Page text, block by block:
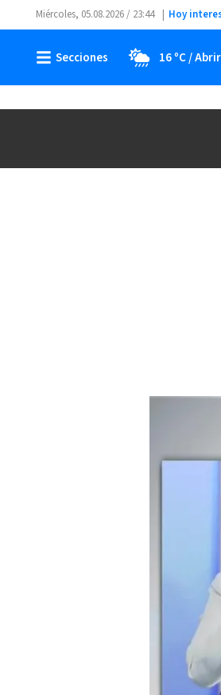
Miércoles, 05.08.2026 / 23:44 Hoy
16 ºC